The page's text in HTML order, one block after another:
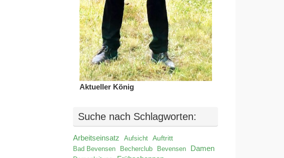
Aktueller König
Suche nach Schlagworten:
Arbeitseinsatz Aufsicht Auftritt
Bad Bevensen Becherclub Bevensen Damen